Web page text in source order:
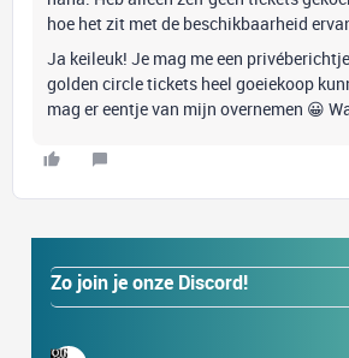
hoe het zit met de beschikbaarheid
Ja keileuk! Je mag me een
golden circle tickets heel goeiekoop
mag er eentje van mijn overnemen 😀
Zo join je onze Discord!